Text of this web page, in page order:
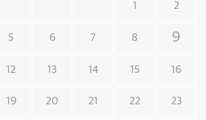
1 2
5 6 7 8 9
12 13 14 15 16
19 20 21 22 23